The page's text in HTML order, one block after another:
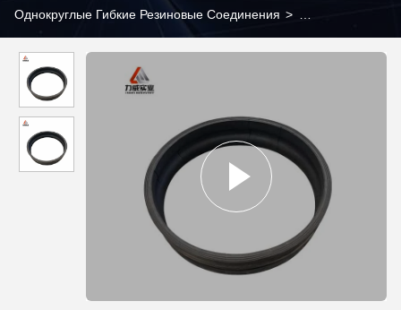
Однокруглые Гибкие Резиновые Соединения >
высокопроизводительных трубопроводов